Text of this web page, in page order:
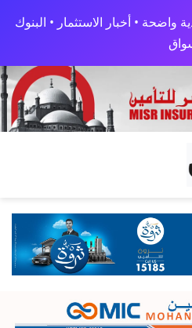
واضحة • أخبار الاستثمار • البنوك